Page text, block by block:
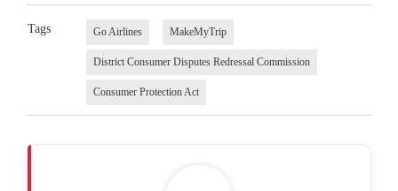
Tags Go Airlines MakeMyTrip
District Consumer Disputes Redressal Commission
Consumer Protection Act